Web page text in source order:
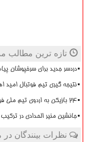
تازه ترین مطالب
دردسر جدید برای سرخپوشان
نتیجه گیری تیم فوتبال امید
۲۴ بازیکن به اردوی تیم ملی فوتسال زنان دعوت شدند
جانشین منیر الحدادی در ترکیب
نظرات بینندگان